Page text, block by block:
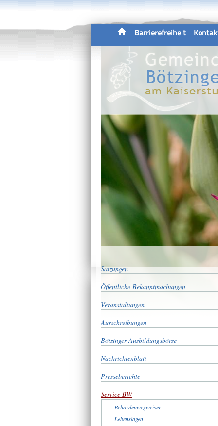
Barrierefreiheit
Satzungen
Öffentliche Bekanntmachungen
Veranstaltungen
Ausschreibungen
Bötzinger Ausbildungsbörse
Nachrichtenblatt
Presseberichte
Service BW
Behördenwegweiser
Lebenslagen